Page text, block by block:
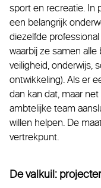
sport en recreatie. In
een belangrijk
diezelfde
waarbij ze samen alle
veiligheid, onderwijs,
ontwikkeling). Als er
dan kan dat, maar
ambtelijke team
willen helpen. De
vertrekpunt.
De valkuil: